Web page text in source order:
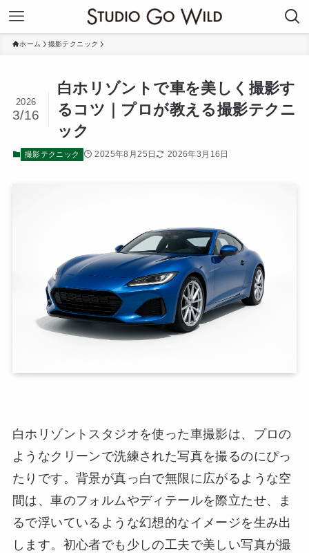
ホーム 撮影テクニック
白ホリゾントで車を美しく撮影す
るコツ｜プロが教える撮影テクニ
ック
2026
3/16
撮影テクニック 2025年8月25日 2026年3月16日
白ホリゾントスタジオを使った車撮影は、プロの
ようなクリーンで洗練された写真を撮るのにぴっ
たりです。背景が真っ白で無限に広がるような空
間は、車のフォルムやディテールを際立たせ、ま
るで浮いているような幻想的なイメージを生み出
します。初心者でも少しの工夫で美しい写真が撮